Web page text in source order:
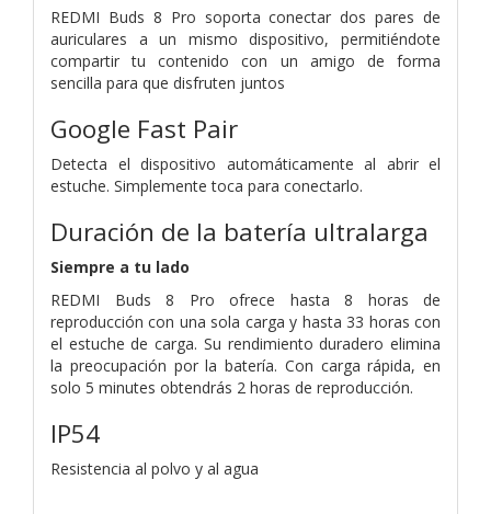
REDMI Buds 8 Pro soporta conectar dos pares de
auriculares a un mismo dispositivo, permitiéndote
compartir tu contenido con un amigo de forma
sencilla para que disfruten juntos
Google Fast Pair
Detecta el dispositivo automáticamente al abrir el
estuche. Simplemente toca para conectarlo.
Duración de la batería ultralarga
Siempre a tu lado
REDMI Buds 8 Pro ofrece hasta 8 horas de
reproducción con una sola carga y hasta 33 horas con
el estuche de carga. Su rendimiento duradero elimina
la preocupación por la batería. Con carga rápida, en
solo 5 minutes obtendrás 2 horas de reproducción.
IP54
Resistencia al polvo y al agua